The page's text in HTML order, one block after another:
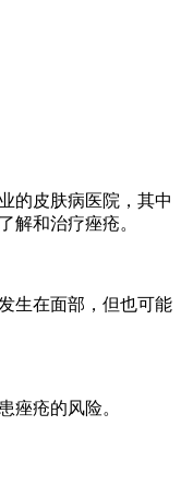
的皮肤病医院，其中
解和治疗痤疮。
生在面部，但也可能
痤疮的风险。